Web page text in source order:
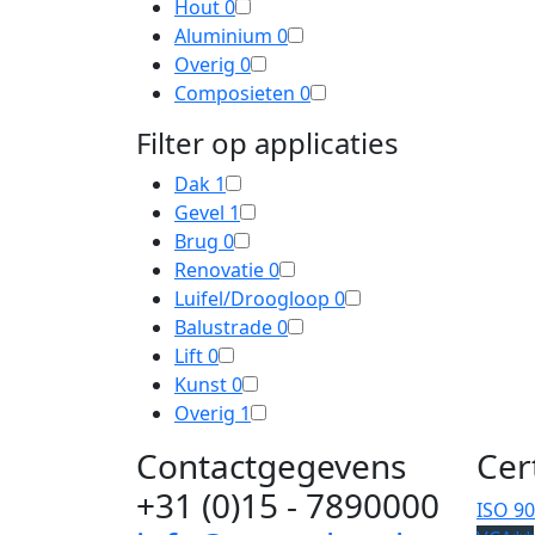
Hout0
Aluminium 0
Overig 0
Composieten 0
Filter op applicaties
Dak 1
Gevel 1
Brug 0
Renovatie0
Luifel/Droogloop 0
Balustrade0
Lift0
Kunst0
Overig 1
Contactgegevens
+31 (0)15 - 7890000
ISO